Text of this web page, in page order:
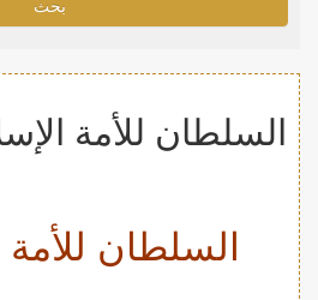
بحث
السلطان للأمة
السلطان للأمة